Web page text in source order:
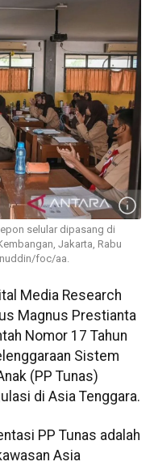
selular dipasang di
Jakarta, Rabu
foc/aa.
Media Research
Magnus Prestianta
Nomor 17 Tahun
Sistem
(PP Tunas)
di Asia Tenggara.
PP Tunas adalah
Asia